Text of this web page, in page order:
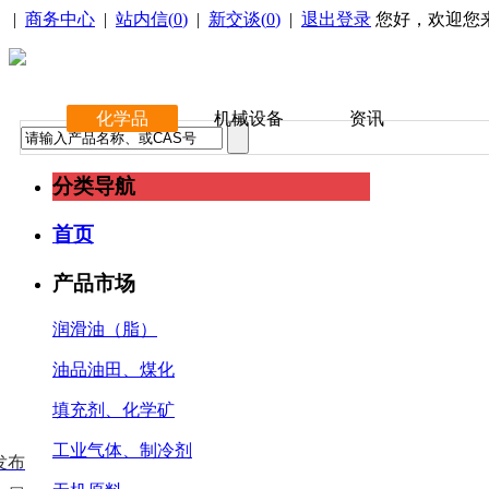
| 商务中心 | 站内信(0) | 新交谈(0) | 退出登录 您好，欢迎您
化学品 机械设备 资讯
分类导航
首页
产品市场
润滑油（脂）
油品油田、煤化
填充剂、化学矿
工业气体、制冷剂
布